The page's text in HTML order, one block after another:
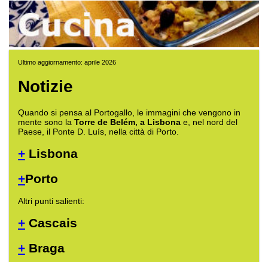
Ultimo aggiornamento: aprile 2026
Notizie
Quando si pensa al Portogallo, le immagini che vengono in
mente sono la Torre de Belém, a Lisbona e, nel nord del
Paese, il Ponte D. Luís, nella città di Porto.
+ Lisbona
+Porto
Altri punti salienti:
+ Cascais
+ Braga